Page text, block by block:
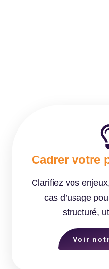
Cadrer votre
Clarifiez vos
cas d’usage
structuré,
Voir